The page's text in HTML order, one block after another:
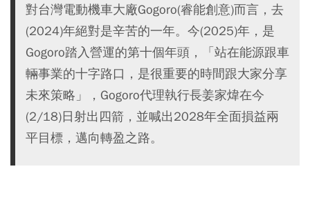
對台灣電動機車大廠Gogoro(睿能創意)而言，去
(2024)年絕對是辛苦的一年。今(2025)年，是
Gogoro踏入營運的第十個年頭，「站在能源跟車
輛事業的十字路口，是很重要的時間跟大家分享
未來策略」，Gogoro代理執行長姜家煒在今
(2/18)日射出四箭，並喊出2028年全面損益兩
平目標，邁向轉盈之路。